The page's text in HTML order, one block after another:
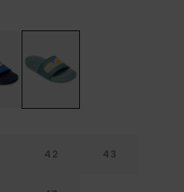
42 43